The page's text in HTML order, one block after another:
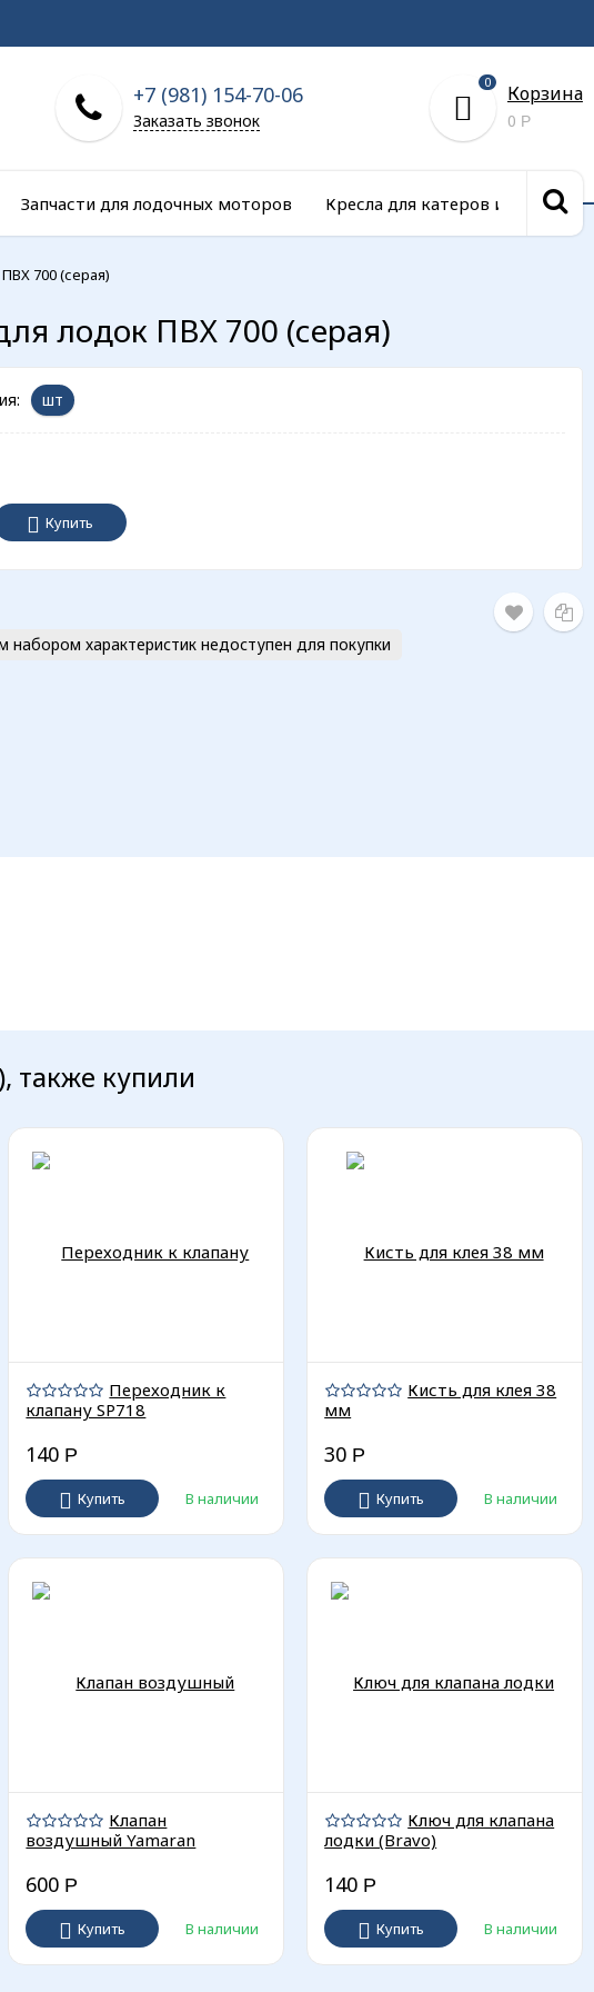
+7 (981) 154-70-06
Заказать звонок
0 Корзина
0 Р
Запчасти для лодочных моторов Кресла для катеров и сиденья
700 (серая)
лодок ПВХ 700 (серая)
шт
Купить
набором характеристик недоступен для покупки
также купили
Переходник к
клапану SP718
140 Р
Купить В наличии
Кисть для клея 38
мм
30 Р
Купить В наличии
Клапан
воздушный Yamaran
600 Р
Купить В наличии
Ключ для клапана
лодки (Bravo)
140 Р
Купить В наличии